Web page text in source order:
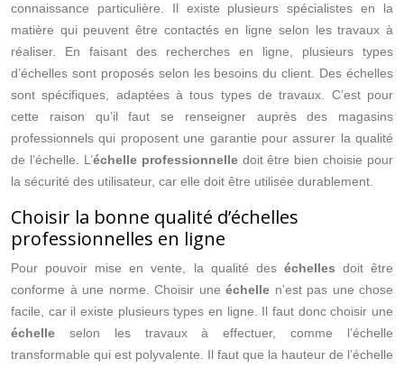
connaissance particulière. Il existe plusieurs spécialistes en la
matière qui peuvent être contactés en ligne selon les travaux à
réaliser. En faisant des recherches en ligne, plusieurs types
d’échelles sont proposés selon les besoins du client. Des échelles
sont spécifiques, adaptées à tous types de travaux. C’est pour
cette raison qu’il faut se renseigner auprès des magasins
professionnels qui proposent une garantie pour assurer la qualité
de l’échelle. L’échelle professionnelle doit être bien choisie pour
la sécurité des utilisateur, car elle doit être utilisée durablement.
Choisir la bonne qualité d’échelles
professionnelles en ligne
Pour pouvoir mise en vente, la qualité des échelles doit être
conforme à une norme. Choisir une échelle n’est pas une chose
facile, car il existe plusieurs types en ligne. Il faut donc choisir une
échelle selon les travaux à effectuer, comme l’échelle
transformable qui est polyvalente. Il faut que la hauteur de l’échelle